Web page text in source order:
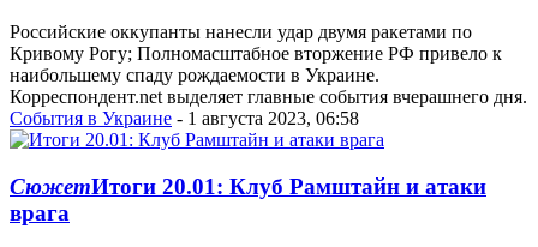
Российские оккупанты нанесли удар двумя ракетами по
Кривому Рогу; Полномасштабное вторжение РФ привело к
наибольшему спаду рождаемости в Украине.
Корреспондент.net выделяет главные события вчерашнего дня.
События в Украине - 1 августа 2023, 06:58
СюжетИтоги 20.01: Клуб Рамштайн и атаки
врага